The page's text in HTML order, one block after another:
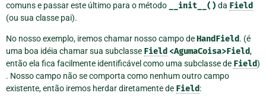
comuns e passar este último para o método
__init__() da Field
(ou sua classe pai).
No nosso exemplo, iremos chamar nosso campo deHandField. (é
uma boa idéia chamar sua subclasse Field <AgumaCoisa>Field,
então ela fica facilmente identificável como uma subclasse de Field)
. Nosso campo não se comporta como nenhum outro campo
existente, então iremos herdar diretamente de Field: